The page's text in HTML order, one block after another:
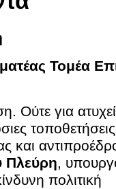
Τομέα
Ούτε για
και
Πλεύρη,
πολιτική